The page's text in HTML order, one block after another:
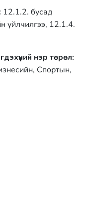
12.1.2. бусад
үйлчилгээ, 12.1.4.
нэр төрөл:
Спортын,